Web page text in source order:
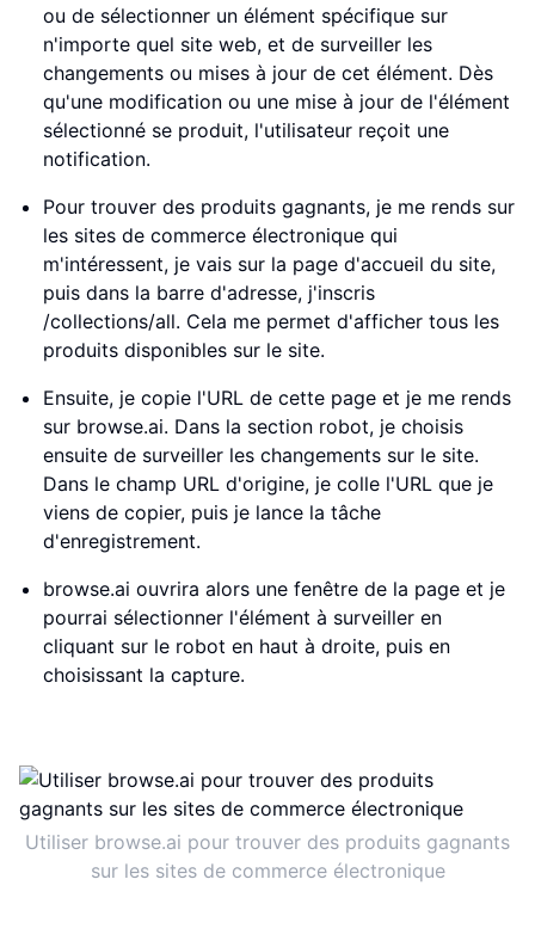
ou de sélectionner un élément spécifique sur
n'importe quel site web, et de surveiller les
changements ou mises à jour de cet élément. Dès
qu'une modification ou une mise à jour de l'élément
sélectionné se produit, l'utilisateur reçoit une
notification.
Pour trouver des produits gagnants, je me rends sur
les sites de commerce électronique qui
m'intéressent, je vais sur la page d'accueil du site,
puis dans la barre d'adresse, j'inscris
/collections/all. Cela me permet d'afficher tous les
produits disponibles sur le site.
Ensuite, je copie l'URL de cette page et je me rends
sur browse.ai. Dans la section robot, je choisis
ensuite de surveiller les changements sur le site.
Dans le champ URL d'origine, je colle l'URL que je
viens de copier, puis je lance la tâche
d'enregistrement.
browse.ai ouvrira alors une fenêtre de la page et je
pourrai sélectionner l'élément à surveiller en
cliquant sur le robot en haut à droite, puis en
choisissant la capture.
Utiliser browse.ai pour trouver des produits gagnants
sur les sites de commerce électronique